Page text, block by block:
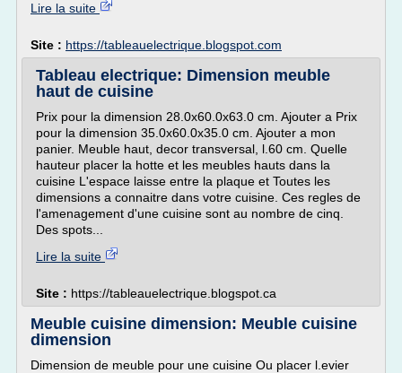
Lire la suite
Site : https://tableauelectrique.blogspot.com
Tableau electrique: Dimension meuble
haut de cuisine
Prix pour la dimension 28.0x60.0x63.0 cm. Ajouter a Prix
pour la dimension 35.0x60.0x35.0 cm. Ajouter a mon
panier. Meuble haut, decor transversal, l.60 cm. Quelle
hauteur placer la hotte et les meubles hauts dans la
cuisine L'espace laisse entre la plaque et Toutes les
dimensions a connaitre dans votre cuisine. Ces regles de
l'amenagement d'une cuisine sont au nombre de cinq.
Des spots...
Lire la suite
Site : https://tableauelectrique.blogspot.ca
Meuble cuisine dimension: Meuble cuisine
dimension
Dimension de meuble pour une cuisine Ou placer l.evier